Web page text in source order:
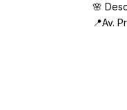
🌸
📍Av.